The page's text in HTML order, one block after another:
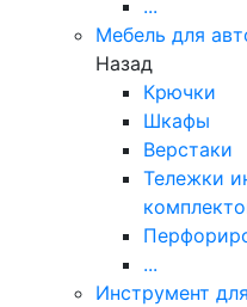
...
Мебель для
Назад
Крючки
Шкафы
Верстаки
Тележки
...
Инструмент